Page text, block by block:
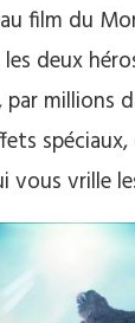
film du
deux
millions
spéciaux,
vous vrille